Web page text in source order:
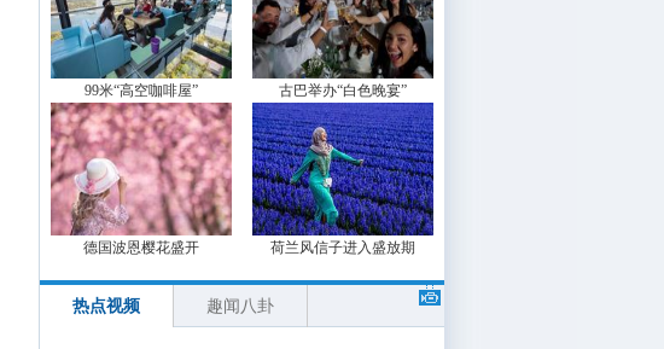
99米“高空咖啡屋” 古巴举办“白色晚宴”
德国波恩樱花盛开 荷兰风信子进入盛放期
热点视频 趣闻八卦